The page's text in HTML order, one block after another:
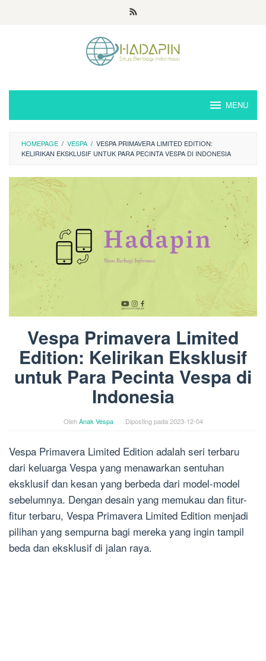
MENU
HOMEPAGE / VESPA / VESPA PRIMAVERA LIMITED EDITION:
KELIRIKAN EKSKLUSIF UNTUK PARA PECINTA VESPA DI INDONESIA
Vespa Primavera Limited
Edition: Kelirikan Eksklusif
untuk Para Pecinta Vespa di
Indonesia
OlehAnak Vespa Diposting pada 2023-12-04
Vespa Primavera Limited Edition adalah seri terbaru
dari keluarga Vespa yang menawarkan sentuhan
eksklusif dan kesan yang berbeda dari model-model
sebelumnya. Dengan desain yang memukau dan fitur-
fitur terbaru, Vespa Primavera Limited Edition menjadi
pilihan yang sempurna bagi mereka yang ingin tampil
beda dan eksklusif di jalan raya.